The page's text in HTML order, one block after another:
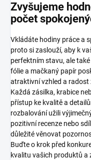
Zvyšujeme
počet
Vkládáte hodiny práce a
proto si zaslouží, aby k
perfektním stavu, ale
fólie a mačkaný papír
atraktivní vzhled a radost
Každá zásilka, krabice
přístup ke kvalitě a
rozbalování užili
pozitivní recenze nebo
důležité věnovat
Buďte o krok před
kvalitu vašich produktů a